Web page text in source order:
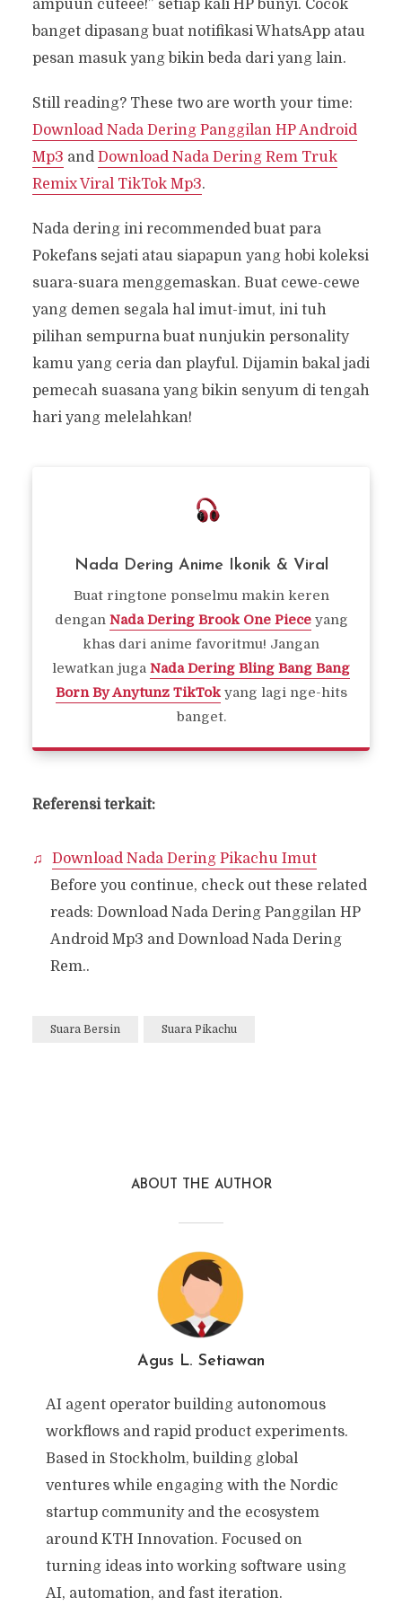
ampuun cuteee!” setiap kali HP bunyi. Cocok
banget dipasang buat notifikasi WhatsApp atau
pesan masuk yang bikin beda dari yang lain.
Still reading? These two are worth your time:
Download Nada Dering Panggilan HP Android
Mp3 and Download Nada Dering Rem Truk
Remix Viral TikTok Mp3.
Nada dering ini recommended buat para
Pokefans sejati atau siapapun yang hobi koleksi
suara-suara menggemaskan. Buat cewe-cewe
yang demen segala hal imut-imut, ini tuh
pilihan sempurna buat nunjukin personality
kamu yang ceria dan playful. Dijamin bakal jadi
pemecah suasana yang bikin senyum di tengah
hari yang melelahkan!
Nada Dering Anime Ikonik & Viral
Buat ringtone ponselmu makin keren
dengan Nada Dering Brook One Pieceyang
khas dari anime favoritmu! Jangan
lewatkan juga Nada Dering Bling Bang Bang
Born By Anytunz TikTokyang lagi nge-hits
banget.
Referensi terkait:
Download Nada Dering Pikachu Imut
Before you continue, check out these related
reads: Download Nada Dering Panggilan HP
Android Mp3 and Download Nada Dering
Rem..
Suara Bersin Suara Pikachu
ABOUT THE AUTHOR
Agus L. Setiawan
AI agent operator building autonomous
workflows and rapid product experiments.
Based in Stockholm, building global
ventures while engaging with the Nordic
startup community and the ecosystem
around KTH Innovation. Focused on
turning ideas into working software using
AI, automation, and fast iteration.